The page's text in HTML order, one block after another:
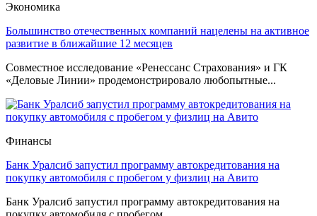
Экономика
Большинство отечественных компаний нацелены на активное
развитие в ближайшие 12 месяцев
Совместное исследование «Ренессанс Страхования» и ГК
«Деловые Линии» продемонстрировало любопытные...
Финансы
Банк Уралсиб запустил программу автокредитования на
покупку автомобиля с пробегом у физлиц на Авито
Банк Уралсиб запустил программу автокредитования на